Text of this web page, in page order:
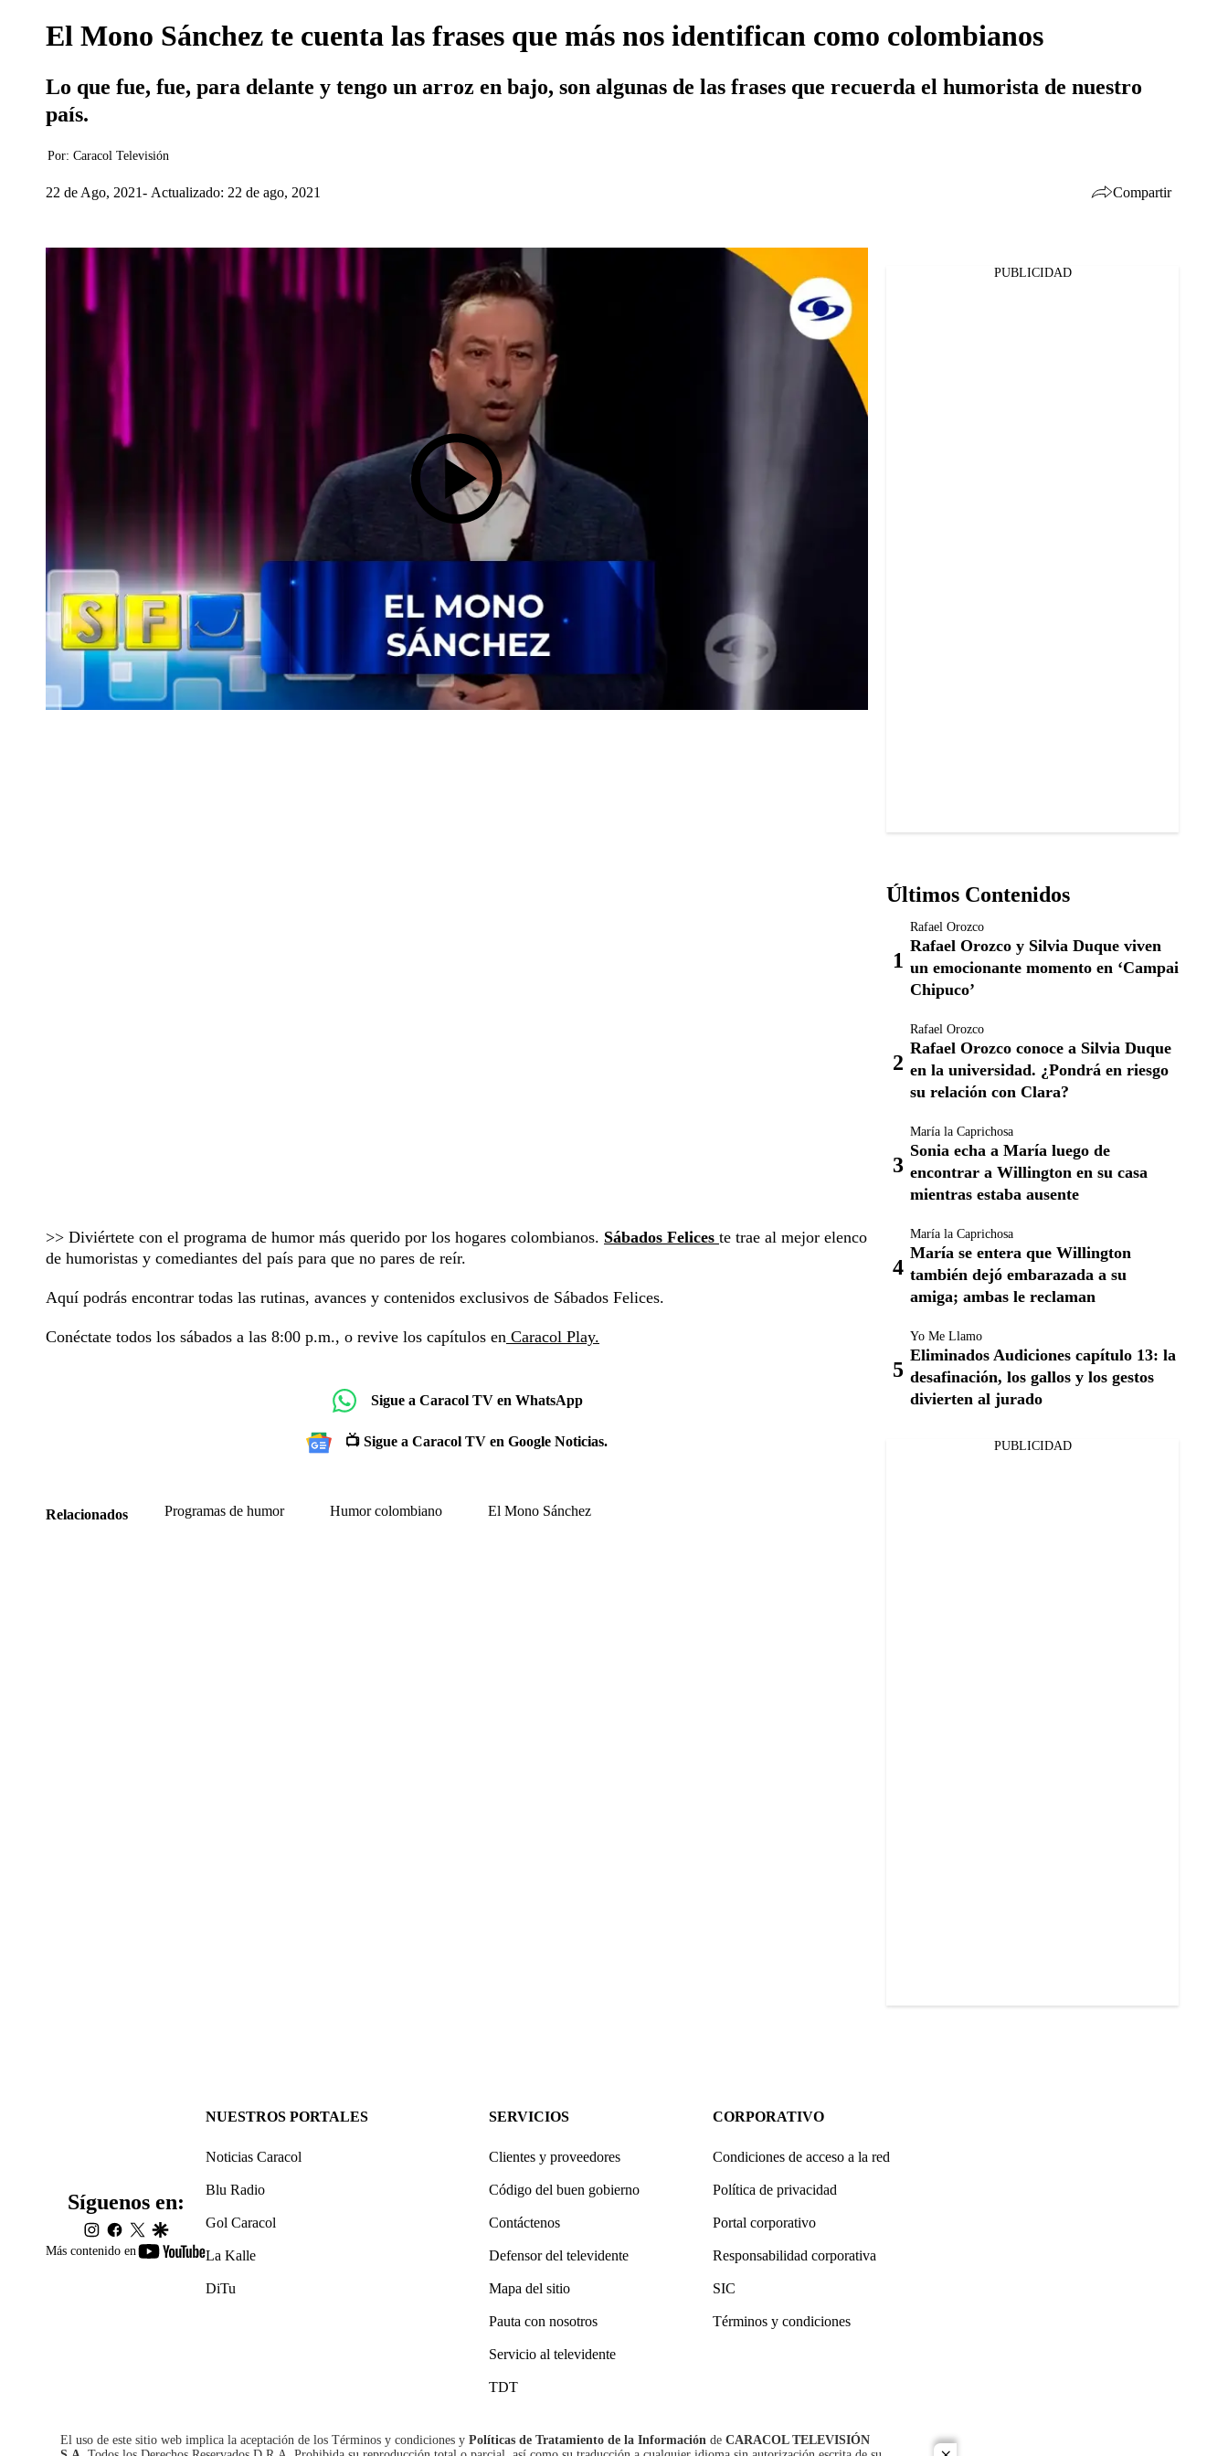
El Mono Sánchez te cuenta las frases que más nos identifican como colombianos
Lo que fue, fue, para delante y tengo un arroz en bajo, son algunas de las frases que recuerda el humorista de nuestro
país.
Por: Caracol Televisión
22 de Ago, 2021 Actualizado: 22 de ago, 2021 Compartir
>> Diviértete con el programa de humor más querido por los hogares colombianos. Sábados Felices te trae al mejor elenco
de humoristas y comediantes del país para que no pares de reír.
Aquí podrás encontrar todas las rutinas, avances y contenidos exclusivos de Sábados Felices.
Conéctate todos los sábados a las 8:00 p.m., o revive los capítulos en Caracol Play.
Sigue a Caracol TV en WhatsApp
📺 Sigue a Caracol TV en Google Noticias.
Relacionados Programas de humor Humor colombiano El Mono Sánchez
PUBLICIDAD
Últimos Contenidos
Rafael Orozco
Rafael Orozco y Silvia Duque viven
un emocionante momento en ‘Campai
Chipuco’
Rafael Orozco
Rafael Orozco conoce a Silvia Duque
en la universidad. ¿Pondrá en riesgo
su relación con Clara?
María la Caprichosa
Sonia echa a María luego de
encontrar a Willington en su casa
mientras estaba ausente
María la Caprichosa
María se entera que Willington
también dejó embarazada a su
amiga; ambas le reclaman
Yo Me Llamo
Eliminados Audiciones capítulo 13: la
desafinación, los gallos y los gestos
divierten al jurado
PUBLICIDAD
Más contenido en
youtube-
Síguenos en:
instagram
facebook
twittergoogle
NUESTROS PORTALES
Noticias Caracol
Blu Radio
Gol Caracol
La Kalle
DiTu
SERVICIOS
Clientes y proveedores
Código del buen gobierno
Contáctenos
Defensor del televidente
Mapa del sitio
Pauta con nosotros
Servicio al televidente
TDT
CORPORATIVO
Condiciones de acceso a la red
Política de privacidad
Portal corporativo
Responsabilidad corporativa
SIC
Términos y condiciones
El uso de este sitio web implica la aceptación de los Términos y condiciones y Políticas de Tratamiento de la Información de CARACOL TELEVISIÓN